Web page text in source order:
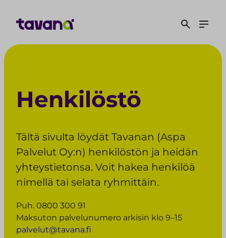
r
Henkilöstö
Tältä sivulta löydät Tavanan (Aspa
Palvelut Oy:n) henkilöstön ja heidän
yhteystietonsa. Voit hakea henkilöä
nimellä tai selata ryhmittäin.
Puh. 0800 300 91
Maksuton palvelunumero arkisin klo 9–15
palvelut@tavana.fi